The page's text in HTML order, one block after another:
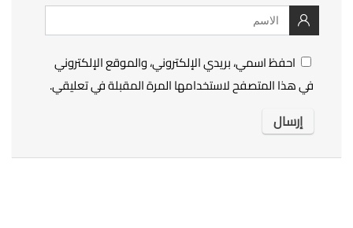
احفظ اسمي، بريدي الإلكتروني، والموقع الإلكتروني
في هذا المتصفح لاستخدامها المرة المقبلة في تعليقي.